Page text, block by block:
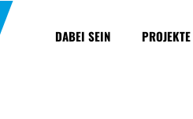
DABEI SEIN PROJEKTE